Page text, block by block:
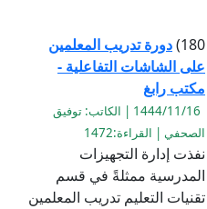
180) دورة تدريب المعلمين
على الشاشات التفاعلية -
مكتب رابغ
1444/11/16 | الكاتب: توفيق
الصحفي | القراءة:1472
نفذت إدارة التجهيزات
المدرسية ممثلةً في قسم
تقنيات التعليم تدريب المعلمين